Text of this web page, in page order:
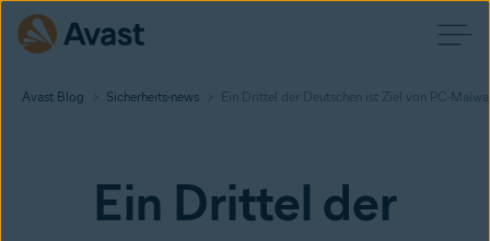
Avast Blog Sicherheits-news Ein Drittel der Deutschen ist Ziel von PC-
Ein Drittel der